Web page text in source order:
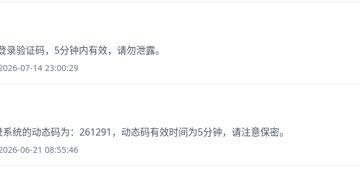
录验证码，5分钟内有效，请勿泄露。
07-14 23:00:29
系统的动态码为：261291，动态码有效时间为5分钟，请注意保密。
06-21 08:55:46